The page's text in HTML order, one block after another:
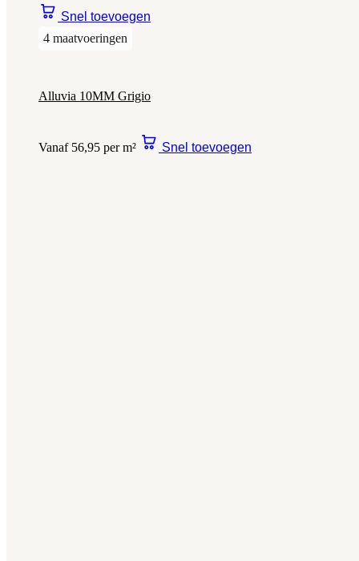
Snel toevoegen
4 maatvoeringen
Alluvia 10MM Grigio
Vanaf 56,95 per m² Snel toevoegen